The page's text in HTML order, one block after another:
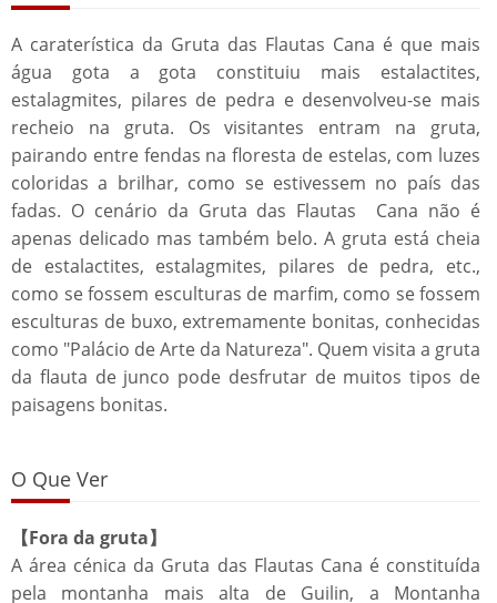
A caraterística da Gruta das Flautas Cana é que mais
água gota a gota constituiu mais estalactites,
estalagmites, pilares de pedra e desenvolveu-se mais
recheio na gruta. Os visitantes entram na gruta,
pairando entre fendas na floresta de estelas, com luzes
coloridas a brilhar, como se estivessem no país das
fadas. O cenário da Gruta das Flautas Cana não é
apenas delicado mas também belo. A gruta está cheia
de estalactites, estalagmites, pilares de pedra, etc.,
como se fossem esculturas de marfim, como se fossem
esculturas de buxo, extremamente bonitas, conhecidas
como "Palácio de Arte da Natureza". Quem visita a gruta
da flauta de junco pode desfrutar de muitos tipos de
paisagens bonitas.
O Que Ver
【Fora da gruta】
A área cénica da Gruta das Flautas Cana é constituída
pela montanha mais alta de Guilin, a Montanha